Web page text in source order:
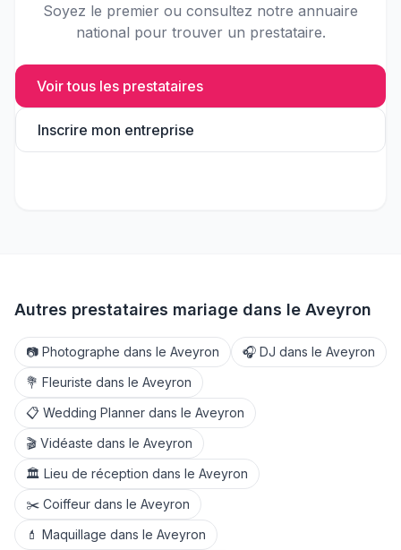
Soyez le premier ou consultez notre annuaire
national pour trouver un prestataire.
Voir tous les prestataires
Inscrire mon entreprise
Autres prestataires mariage dans le Aveyron
📷 Photographe dans le Aveyron 🎧 DJ dans le Aveyron
💐 Fleuriste dans le Aveyron
📋 Wedding Planner dans le Aveyron
🎬 Vidéaste dans le Aveyron
🏛️ Lieu de réception dans le Aveyron
✂️ Coiffeur dans le Aveyron
💄 Maquillage dans le Aveyron